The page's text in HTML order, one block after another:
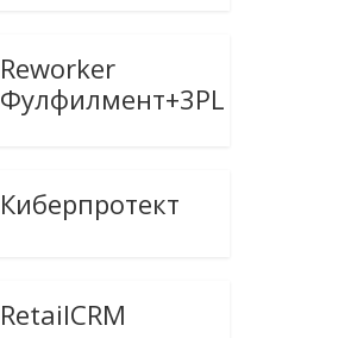
Reworker
Фулфилмент+3PL
Киберпротект
RetailCRM